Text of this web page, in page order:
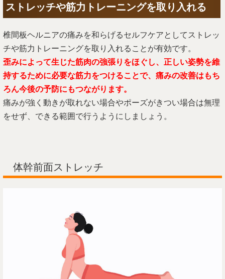
ストレッチや筋力トレーニングを取り入れる
椎間板ヘルニアの痛みを和らげるセルフケアとしてストレッ
チや筋力トレーニングを取り入れることが有効です。
歪みによって生じた筋肉の強張りをほぐし、正しい姿勢を維
持するために必要な筋力をつけることで、痛みの改善はもち
ろん今後の予防にもつながります。
痛みが強く動きが取れない場合やポーズがきつい場合は無理
をせず、できる範囲で行うようにしましょう。
体幹前面ストレッチ